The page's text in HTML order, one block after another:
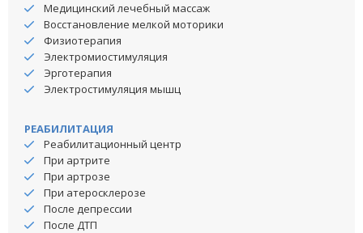
Медицинский лечебный массаж
Восстановление мелкой моторики
Физиотерапия
Электромиостимуляция
Эрготерапия
Электростимуляция мышц
РЕАБИЛИТАЦИЯ
Реабилитационный центр
При артрите
При артрозе
При атеросклерозе
После депрессии
После ДТП